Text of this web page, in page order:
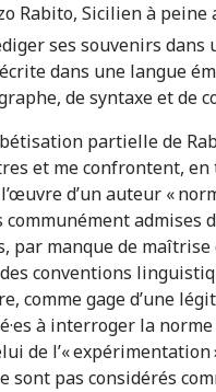
Rabito, Sicilien à
ses souvenirs dans
dans une langue
de syntaxe et de
partielle de
et me confrontent,
d’un auteur «
communément admises
par manque de
des conventions
comme gage d’une
à interroger la
de l’«
sont pas considérés